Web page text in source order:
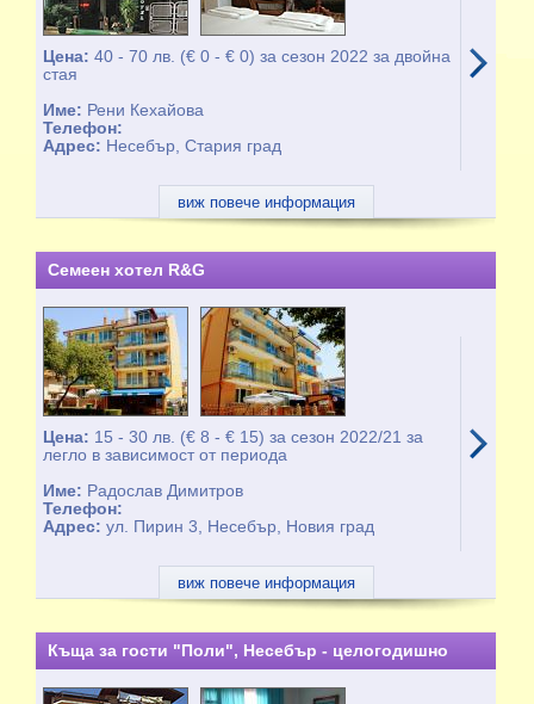
Цена:40 - 70 лв. (€ 0 - € 0) за сезон 2022 за двойна
стая
Име: Рени Кехайова
Телефон:
Адрес: Несебър, Стария град
виж повече информация
Семеен хотел R&G
Цена: 15 - 30 лв. (€ 8 - € 15) за сезон 2022/21 за
легло в зависимост от периода
Име: Радослав Димитров
Телефон:
Адрес:ул. Пирин 3, Несебър, Новия град
виж повече информация
Къща за гости "Поли", Несебър - целогодишно